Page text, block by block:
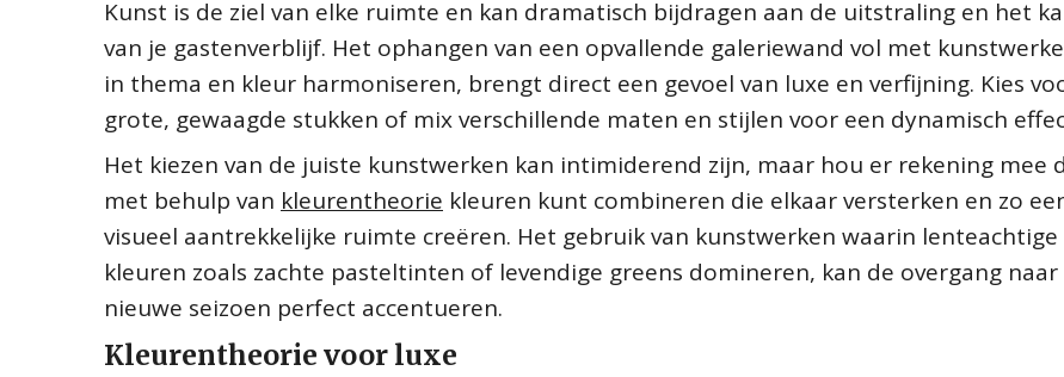
Kunst is de ziel van elke ruimte en kan dramatisch bijdragen aan de uitstraling en het
van je gastenverblijf. Het ophangen van een opvallende galeriewand vol met
in thema en kleur harmoniseren, brengt direct een gevoel van luxe en verfijning. Kies
grote, gewaagde stukken of mix verschillende maten en stijlen voor een dynamisch
Het kiezen van de juiste kunstwerken kan intimiderend zijn, maar hou er rekening mee
met behulp van kleurentheorie kleuren kunt combineren die elkaar versterken en zo
visueel aantrekkelijke ruimte creëren. Het gebruik van kunstwerken waarin lenteachtige
kleuren zoals zachte pasteltinten of levendige greens domineren, kan de overgang
nieuwe seizoen perfect accentueren.
Kleurentheorie voor luxe